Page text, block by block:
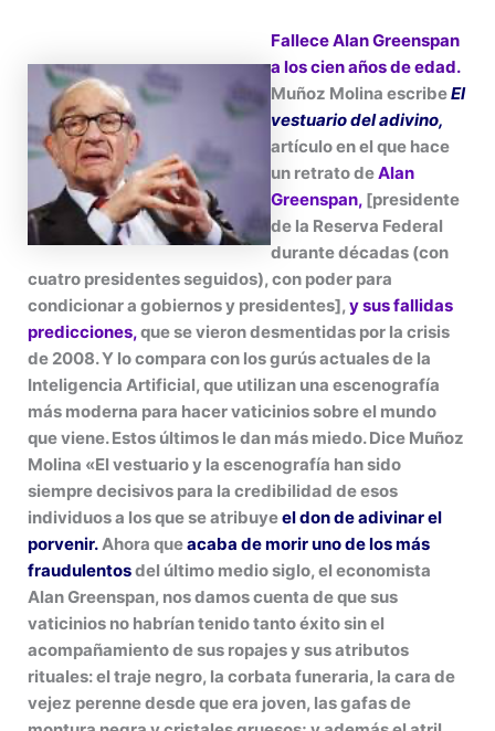
Fallece Alan Greenspan
a los cien años de edad.
Muñoz Molina escribeEl
vestuario del adivino,
artículo en el que hace
un retrato deAlan
Greenspan, [presidente
de la Reserva Federal
durante décadas (con
cuatro presidentes seguidos), con poder para
condicionar a gobiernos y presidentes],ysus fallidas
predicciones,que se vieron desmentidas por la crisis
de 2008. Y lo compara con los gurús actuales de la
Inteligencia Artificial, que utilizan una escenografía
más moderna para hacer vaticinios sobre el mundo
que viene. Estos últimos le dan más miedo. Dice Muñoz
Molina «El vestuario y la escenografía han sido
siempre decisivos para la credibilidad de esos
individuos a los que se atribuyeel don de adivinar el
porvenir.Ahora queacaba de morir uno de los más
fraudulentosdel último medio siglo, el economista
Alan Greenspan, nos damos cuenta de que sus
vaticinios no habrían tenido tanto éxito sin el
acompañamiento de sus ropajes y sus atributos
rituales: el traje negro, la corbata funeraria, la cara de
vejez perenne desde que era joven, las gafas de